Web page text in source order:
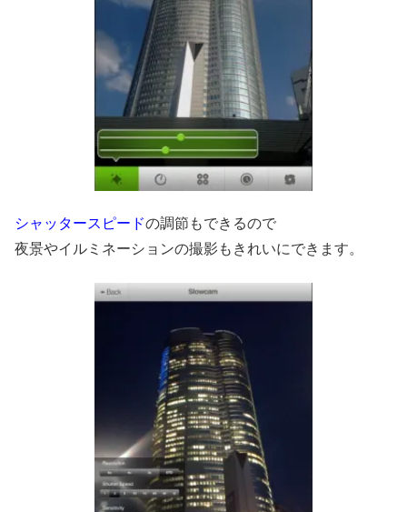
シャッタースピードの調節もできるので
夜景やイルミネーションの撮影もきれいにできます。